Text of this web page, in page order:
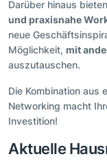
Darüber hinaus
und praxisnahe
neue
Möglichkeit, mit
auszutauschen.
Die Kombination aus
Networking macht
Investition!
Aktuelle